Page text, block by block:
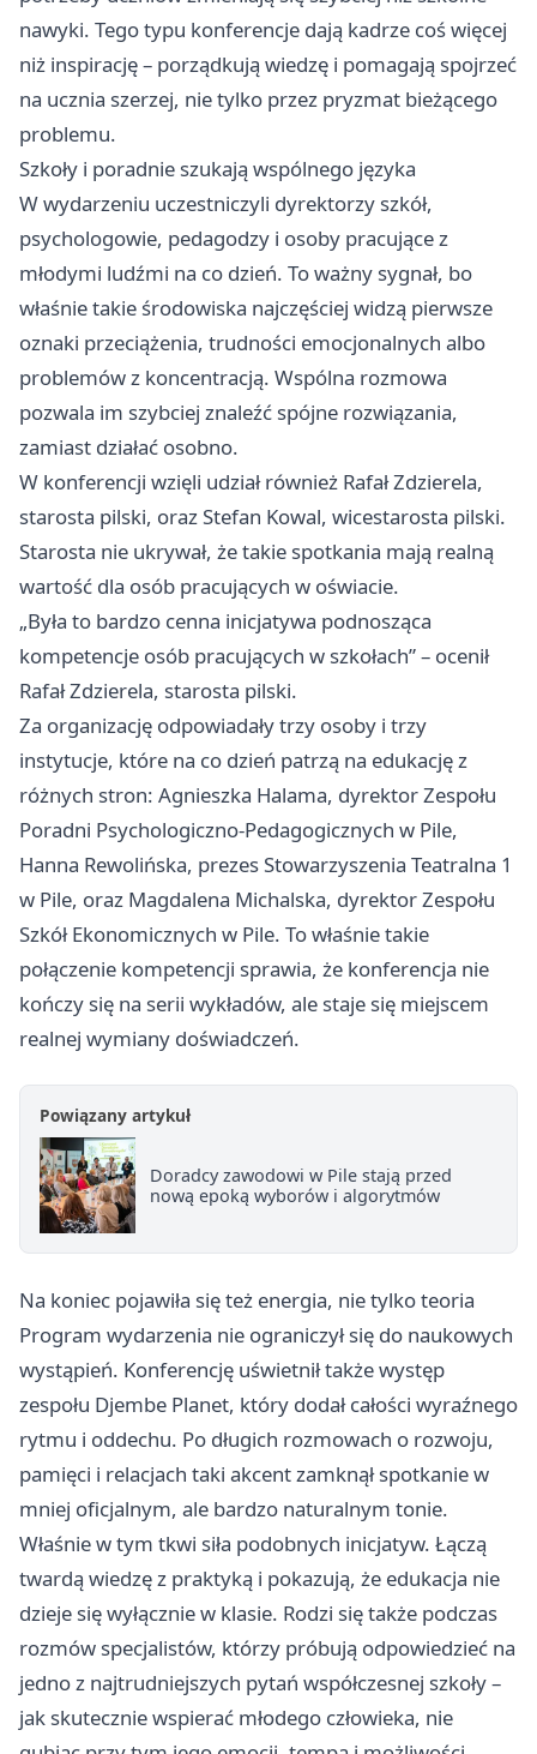
nawyki. Tego typu konferencje dają kadrze coś więcej
niż inspirację – porządkują wiedzę i pomagają spojrzeć
na ucznia szerzej, nie tylko przez pryzmat bieżącego
problemu.
Szkoły i poradnie szukają wspólnego języka
W wydarzeniu uczestniczyli dyrektorzy szkół,
psychologowie, pedagodzy i osoby pracujące z
młodymi ludźmi na co dzień. To ważny sygnał, bo
właśnie takie środowiska najczęściej widzą pierwsze
oznaki przeciążenia, trudności emocjonalnych albo
problemów z koncentracją. Wspólna rozmowa
pozwala im szybciej znaleźć spójne rozwiązania,
zamiast działać osobno.
W konferencji wzięli udział również Rafał Zdzierela,
starosta pilski, oraz Stefan Kowal, wicestarosta pilski.
Starosta nie ukrywał, że takie spotkania mają realną
wartość dla osób pracujących w oświacie.
„Była to bardzo cenna inicjatywa podnosząca
kompetencje osób pracujących w szkołach” – ocenił
Rafał Zdzierela, starosta pilski.
Za organizację odpowiadały trzy osoby i trzy
instytucje, które na co dzień patrzą na edukację z
różnych stron: Agnieszka Halama, dyrektor Zespołu
Poradni Psychologiczno-Pedagogicznych w Pile,
Hanna Rewolińska, prezes Stowarzyszenia Teatralna 1
w Pile, oraz Magdalena Michalska, dyrektor Zespołu
Szkół Ekonomicznych w Pile. To właśnie takie
połączenie kompetencji sprawia, że konferencja nie
kończy się na serii wykładów, ale staje się miejscem
realnej wymiany doświadczeń.
Powiązany artykuł
Doradcy zawodowi w Pile stają przed
nową epoką wyborów i algorytmów
Na koniec pojawiła się też energia, nie tylko teoria
Program wydarzenia nie ograniczył się do naukowych
wystąpień. Konferencję uświetnił także występ
zespołu Djembe Planet, który dodał całości wyraźnego
rytmu i oddechu. Po długich rozmowach o rozwoju,
pamięci i relacjach taki akcent zamknął spotkanie w
mniej oficjalnym, ale bardzo naturalnym tonie.
Właśnie w tym tkwi siła podobnych inicjatyw. Łączą
twardą wiedzę z praktyką i pokazują, że edukacja nie
dzieje się wyłącznie w klasie. Rodzi się także podczas
rozmów specjalistów, którzy próbują odpowiedzieć na
jedno z najtrudniejszych pytań współczesnej szkoły –
jak skutecznie wspierać młodego człowieka, nie